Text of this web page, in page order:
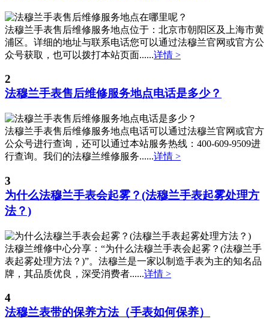
江苏省淮安市清江浦区淮海北路法穆兰售后服务中心（需提前预约）
江苏省连云港市海州区通灌北路法穆兰售后服务中心（需提前预约）
江苏省南京市秦淮区中山南路1号南京中心22层22-C1-C3室法穆兰售后服务中心（需提前预约）
江苏省宿迁市宿城区西湖路法穆兰售后服务中心（需提前预约）
江苏省徐州市鼓楼区淮海东路29号苏宁广场IFC国际金融中心35层3508室法穆兰售后服务中心（需提前预约）
江苏省盐城市盐都区世纪大道5号盐城金融城写字楼1号楼16层1604室法穆兰售后服务中心（需提前预约）
江苏省扬州市邗江区国展路29号星耀天地写字楼1号楼18层1803室法穆兰售后服务中心（需提前预约）
江苏省镇江市京口区中山东路法穆兰售后服务中心（需提前预约）
江西省抚州市临川区赣东大道法穆兰售后服务中心（需提前预约）
江西省吉安市吉州区井冈山大道法穆兰售后服务中心（需提前预约）
江西省九江市浔阳区浔阳路法穆兰售后服务中心（需提前预约）
江西省南昌市红谷滩新区红谷中大道998号绿地双子塔（中央广场）A1座办公楼14层1407室法穆兰售后服务中心（需提前预约）
江西省萍乡市安源区萍安北大道与康庄路交叉口法穆兰售后服务中心（需提前预约）
江西省宜春市袁州区中山中路法穆兰售后服务中心（需提前预约）
法穆兰手表售后维修服务地点位于：北京市朝阳区及上海市黄
浦区。详细的地址与联系电话您可以通过法穆兰官网或官方公
众号获取，也可以拨打本站页面......详情 >
2
法穆兰手表售后维修服务地点电话是多少？
法穆兰手表售后维修服务地点电话可以通过法穆兰官网或官方
公众号进行查询，还可以通过本站服务热线：400-609-9509进
行查询。我们的法穆兰维修服务......详情 >
3
为什么法穆兰手表会起雾？(法穆兰手表起雾处理方
法？)
法穆兰维修中心分享：“为什么法穆兰手表会起雾？(法穆兰手
表起雾处理方法？)”。法穆兰是一家以制造手表为主的知名品
牌，其品质优良，深受消费者......详情 >
4
法穆兰表带的保养方法（手表如何保养）